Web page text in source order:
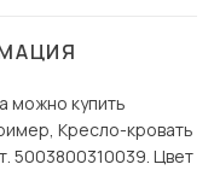
можно купить
Кресло-кровать
5003800310039. Цвет